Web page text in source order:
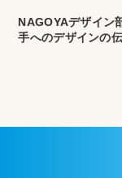
NAGOYAデザイン
手へのデザインの